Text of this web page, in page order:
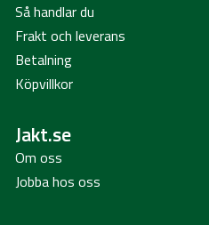
Så handlar du
Frakt och leverans
Betalning
Köpvillkor
Jakt.se
Om oss
Jobba hos oss